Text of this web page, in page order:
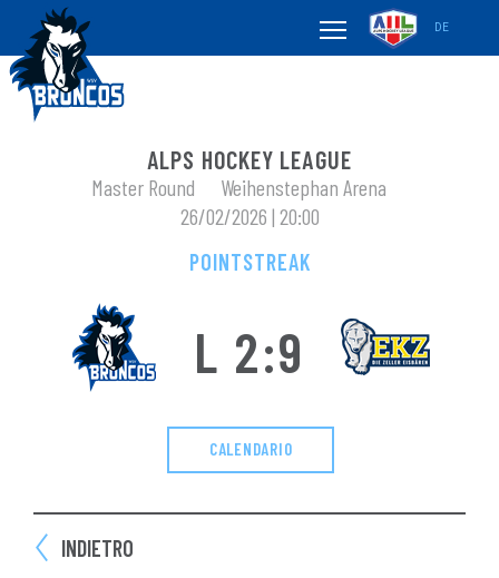
DE
ALPS HOCKEY LEAGUE
Master Round
Weihenstephan Arena
26/02/2026 | 20:00
POINTSTREAK
L 2:9
CALENDARIO
INDIETRO